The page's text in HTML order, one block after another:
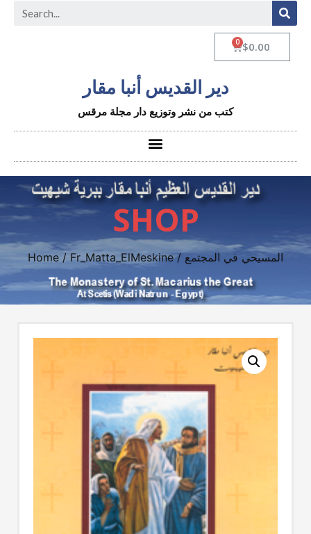
$0.00
دير القديس أنبا مقار
كتب من نشر وتوزيع دار مجلة مرقس
SHOP
Home / Fr_Matta_ElMeskine / المسيحي في المجتمع